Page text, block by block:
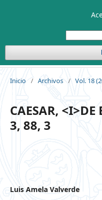
Inicio / Archivos / Vol. 18
CAESAR,
3, 88, 3
Luis Amela Valverde